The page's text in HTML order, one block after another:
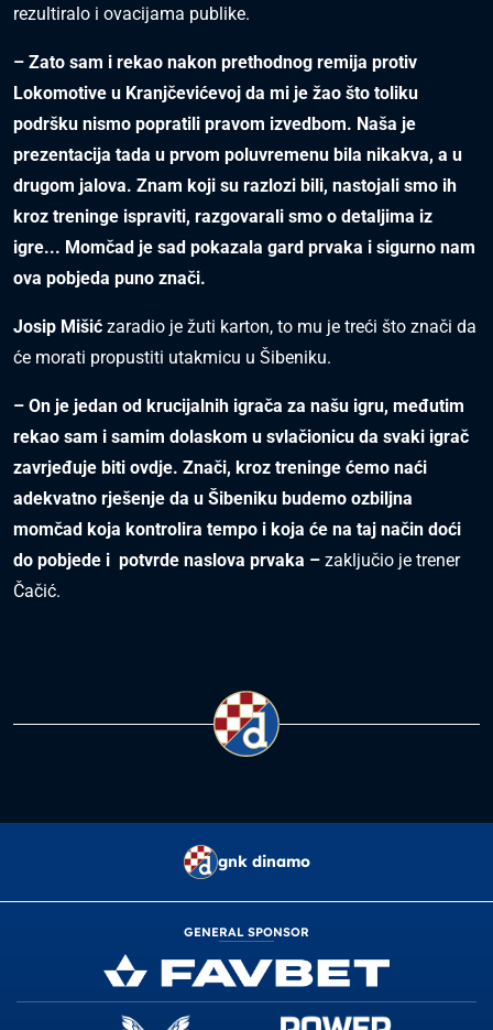
rezultiralo i ovacijama publike.
– Zato sam i rekao nakon prethodnog remija protiv
Lokomotive u Kranjčevićevoj da mi je žao što toliku
podršku nismo popratili pravom izvedbom. Naša je
prezentacija tada u prvom poluvremenu bila nikakva, a u
drugom jalova. Znam koji su razlozi bili, nastojali smo ih
kroz treninge ispraviti, razgovarali smo o detaljima iz
igre... Momčad je sad pokazala gard prvaka i sigurno nam
ova pobjeda puno znači.
Josip Mišić zaradio je žuti karton, to mu je treći što znači da
će morati propustiti utakmicu u Šibeniku.
– On je jedan od krucijalnih igrača za našu igru, međutim
rekao sam i samim dolaskom u svlačionicu da svaki igrač
zavrjeđuje biti ovdje. Znači, kroz treninge ćemo naći
adekvatno rješenje da u Šibeniku budemo ozbiljna
momčad koja kontrolira tempo i koja će na taj način doći
do pobjede i potvrde naslova prvaka – zaključio je trener
Čačić.
gnk dinamo
GENERAL SPONSOR